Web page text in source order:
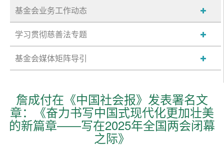
基金会业务工作动态
学习贯彻慈善法专题
基金会媒体矩阵导引
詹成付在《中国社会报》发表署名文
章：《奋力书写中国式现代化更加壮美
的新篇章——写在2025年全国两会闭幕
之际》